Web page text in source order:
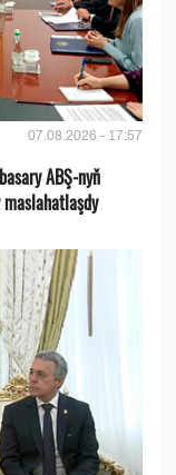
07.08.2026 - 17:57
ABŞ-nyň